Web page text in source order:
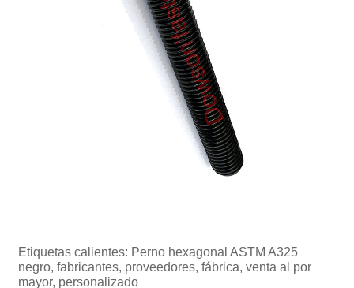
Etiquetas calientes: Perno hexagonal ASTM A325
negro, fabricantes, proveedores, fábrica, venta al por
mayor, personalizado